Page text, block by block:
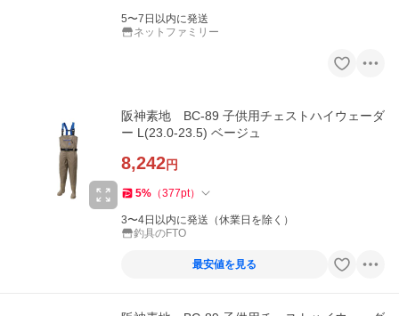
5〜7日以内に発送
ネットファミリー
阪神素地 BC-89 子供用チェストハイウェーダ
ー L(23.0-23.5) ベージュ
8,242円
5% （377pt）
3〜4日以内に発送（休業日を除く）
釣具のFTO
最安値を見る